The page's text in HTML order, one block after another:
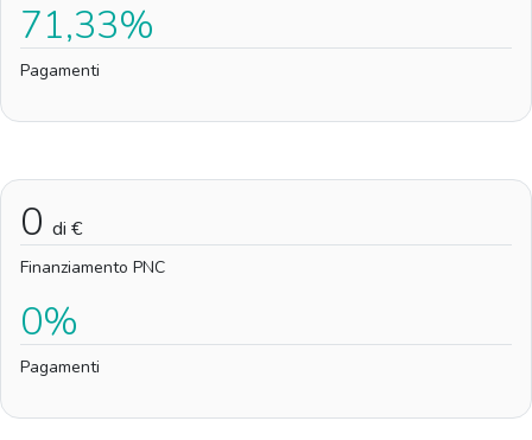
71,33%
Pagamenti
0 di €
Finanziamento PNC
0%
Pagamenti